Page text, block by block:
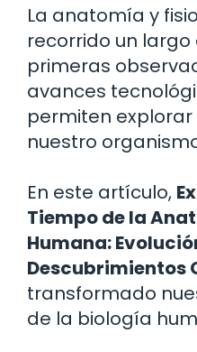
La anatomía y
recorrido un
primeras
avances
permiten
nuestro
En este artículo,
Tiempo de la
Humana:
Descubrimientos
transformado
de la biología